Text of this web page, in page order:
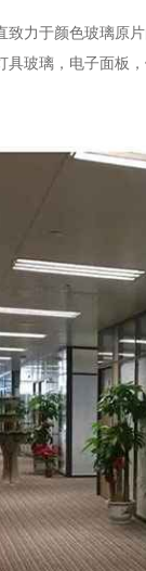
致力于颜色玻璃原
玻璃，电子面板